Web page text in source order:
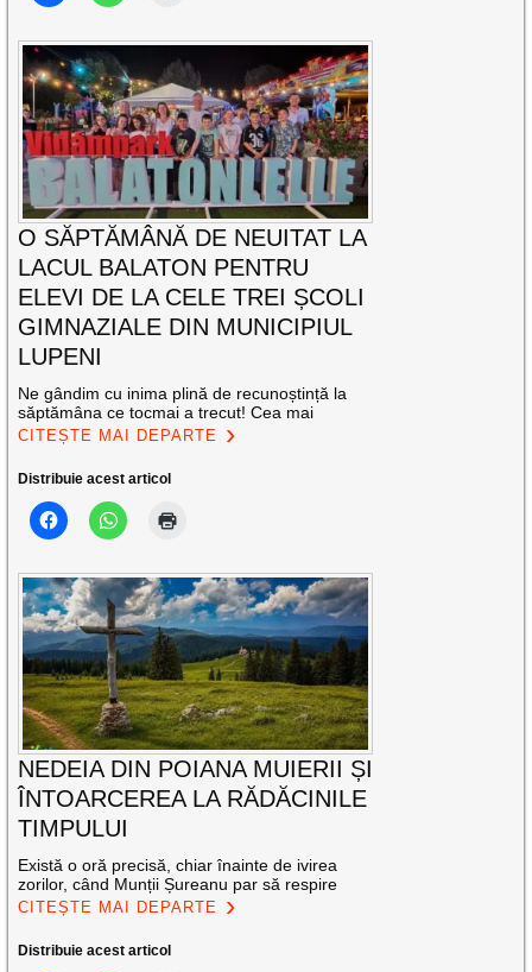
O SĂPTĂMÂNĂ DE NEUITAT LA
LACUL BALATON PENTRU
ELEVI DE LA CELE TREI ȘCOLI
GIMNAZIALE DIN MUNICIPIUL
LUPENI
Ne gândim cu inima plină de recunoștință la
săptămâna ce tocmai a trecut! Cea mai
CITEȘTE MAI DEPARTE
Distribuie acest articol
NEDEIA DIN POIANA MUIERII ȘI
ÎNTOARCEREA LA RĂDĂCINILE
TIMPULUI
Există o oră precisă, chiar înainte de ivirea
zorilor, când Munții Șureanu par să respire
CITEȘTE MAI DEPARTE
Distribuie acest articol